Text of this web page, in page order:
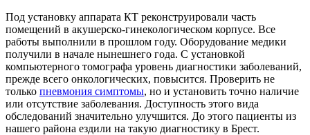
Под установку аппарата КТ реконструировали часть
помещений в акушерско-гинекологическом корпусе. Все
работы выполнили в прошлом году. Оборудование медики
получили в начале нынешнего года. С установкой
компьютерного томографа уровень диагностики заболеваний,
прежде всего онкологических, повысится. Проверить не
только пневмония симптомы, но и установить точно наличие
или отсутствие заболевания. Доступность этого вида
обследований значительно улучшится. До этого пациенты из
нашего района ездили на такую диагностику в Брест.